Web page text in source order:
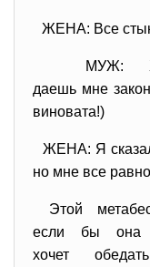
ЖЕНА: Все
МУЖ:
даешь мне
виновата!)
ЖЕНА: Я
но мне все
Этой
если бы она
хочет